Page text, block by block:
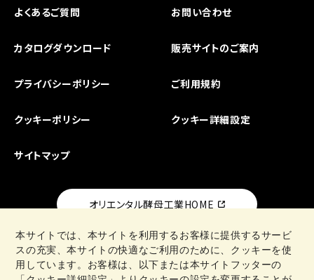
よくあるご質問 お問い合わせ
カタログダウンロード 販売サイトのご案内
プライバシーポリシー ご利用規約
クッキーポリシー クッキー詳細設定
サイトマップ
オリエンタル酵母工業HOME
本サイトでは、本サイトを利用するお客様に提供するサービ
スの充実、本サイトの快適なご利用のために、クッキーを使
用しています。お客様は、以下または本サイトフッターの